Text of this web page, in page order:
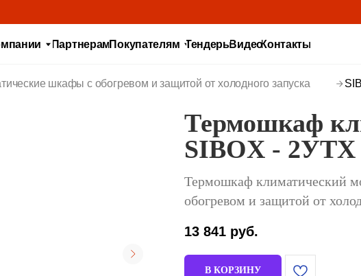
ПартнерамПокупателям ТендерыВидеоКонтакты
шкафы с обогревом и защитой от холодного запуска
Термошкаф
SIBOX - 2УТХ
Термошкаф климатический
обогревом и защитой от
13 841 руб.
В КОРЗИНУ